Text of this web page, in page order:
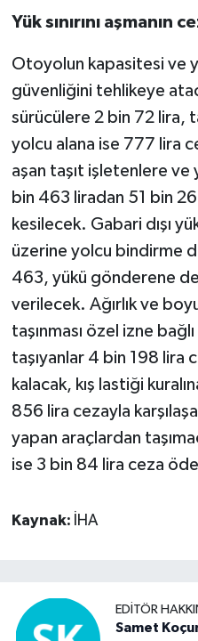
Yük sınırını aşmanın
Otoyolun kapasitesi ve
güvenliğini tehlikeye
sürücülere 2 bin 72 lira,
yolcu alana ise 777 lira
aşan taşıt işletenlere
bin 463 liradan 51 bin
kesilecek. Gabari dışı
üzerine yolcu bindirme
463, yükü gönderene
verilecek. Ağırlık ve
taşınması özel izne
taşıyanlar 4 bin 198 lira
kalacak, kış lastiği
856 lira cezayla
yapan araçlardan
ise 3 bin 84 lira ceza
Kaynak: İHA
EDITÖR
Samet